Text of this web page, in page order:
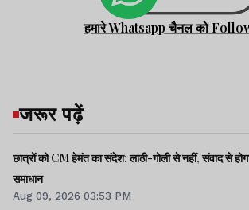
हमारे Whatsapp चैनल को
जरूर पढ़ें
छात्रों को CM हेमंत का संदेश: लाठी-गोली से नहीं, संवाद से
समाधान
Aug 09, 2026 03:53 PM